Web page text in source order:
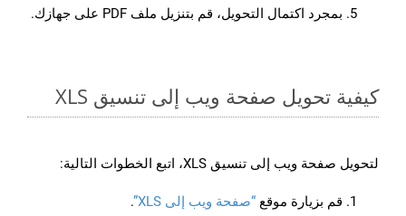
بمجرد اكتمال التحويل، قم بتنزيل ملف PDF على جهازك.
كيفية تحويل صفحة ويب إلى تنسيق XLS
لتحويل صفحة ويب إلى تنسيق XLS، اتبع الخطوات التالية:
قم بزيارة موقع “صفحة ويب إلى XLS”
.